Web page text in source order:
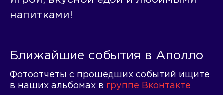
напитками!
Ближайшие события в Аполло
Фотоотчеты с прошедших событий ищите
в наших альбомах в группе Вконтакте